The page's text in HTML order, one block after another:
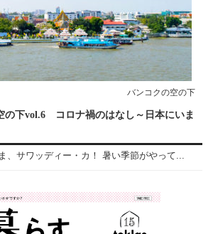
バンコクの空の下
の下vol.6 コロナ禍のはなし～日本にいま
、サワッディー・カ！ 暑い季節がやって...